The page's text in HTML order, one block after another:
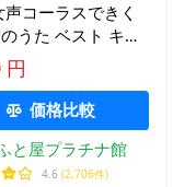
声コーラスできく
うた ベスト キン
ト・セレクト・ラ
ー2025 / オムニバ
KICW7226
円
価格比較
と屋プラチナ館
4.6 (2,706件)